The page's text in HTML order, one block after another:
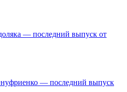
— последний выпуск от
— последний выпуск